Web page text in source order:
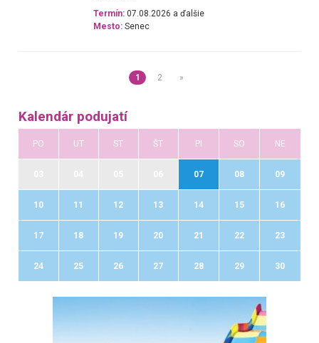
Termín: 07.08.2026 a ďalšie
Mesto: Senec
1 2 »
Kalendár podujatí
PO UT ST ŠT PI SO NE
07 08 09
10 11 12 13 14 15 16
17 18 19 20 21 22 23
24 25 26 27 28 29 30